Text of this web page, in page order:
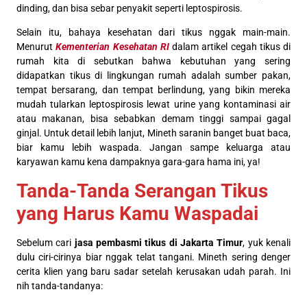
dinding, dan bisa sebar penyakit seperti leptospirosis.
Selain itu, bahaya kesehatan dari tikus nggak main-main.
MenurutKementerian Kesehatan RIdalam artikel cegah tikus di
rumah kita di sebutkan bahwa kebutuhan yang sering
didapatkan tikus di lingkungan rumah adalah sumber pakan,
tempat bersarang, dan tempat berlindung, yang bikin mereka
mudah tularkan leptospirosis lewat urine yang kontaminasi air
atau makanan, bisa sebabkan demam tinggi sampai gagal
ginjal. Untuk detail lebih lanjut, Mineth saranin banget buat baca,
biar kamu lebih waspada. Jangan sampe keluarga atau
karyawan kamu kena dampaknya gara-gara hama ini, ya!
Tanda-Tanda Serangan Tikus
yang Harus Kamu Waspadai
Sebelum cari jasa pembasmi tikus di Jakarta Timur, yuk kenali
dulu ciri-cirinya biar nggak telat tangani. Mineth sering denger
cerita klien yang baru sadar setelah kerusakan udah parah. Ini
nih tanda-tandanya: